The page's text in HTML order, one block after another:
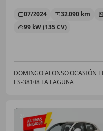
07/2024 32.090 km
99 kW (135 CV)
DOMINGO ALONSO OCASIÓN
ES-38108 LA LAGUNA